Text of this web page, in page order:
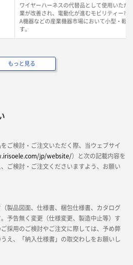
ワイヤーハーネスの代替品として使用いただ
業が改善され、電動化が進むモビリティー市
A機器などの産業機器市場において小型・軽
す。
もっと見る
ご検討・ご注文いただく際、当ウェブサイ
jp/website/）と次の記載内容を
ご検討・ご注文くださいますよう、お願い
製品図面、仕様書、梱包仕様書、カタログ
予告無く変更（仕様変更、製造中止等）す
採用のご検討やご注文に際しては、予め弊
え、「納入仕様書」の取交わしをお願いし